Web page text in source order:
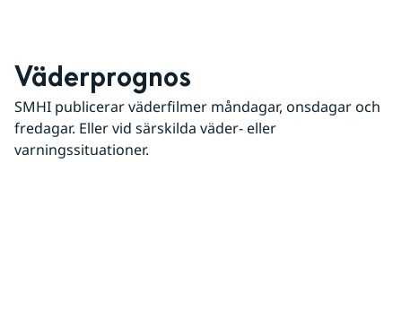
Väderprognos
SMHI publicerar väderfilmer måndagar, onsdagar och
fredagar. Eller vid särskilda väder- eller
varningssituationer.